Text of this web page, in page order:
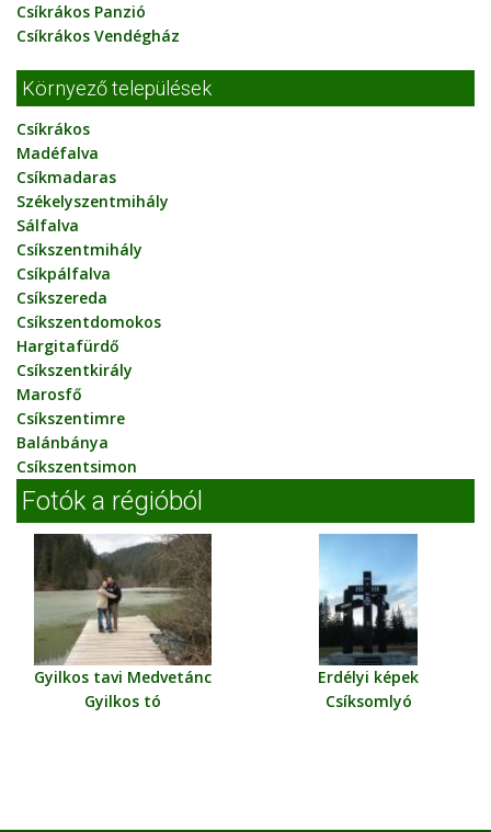
Csíkrákos Panzió
Csíkrákos Vendégház
Környező települések
Csíkrákos
Madéfalva
Csíkmadaras
Székelyszentmihály
Sálfalva
Csíkszentmihály
Csíkpálfalva
Csíkszereda
Csíkszentdomokos
Hargitafürdő
Csíkszentkirály
Marosfő
Csíkszentimre
Balánbánya
Csíkszentsimon
Fotók a régióból
Gyilkos tavi Medvetánc
Gyilkos tó
Erdélyi képek
Csíksomlyó